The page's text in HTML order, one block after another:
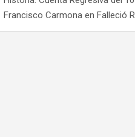
Francisco Carmona enFalleció